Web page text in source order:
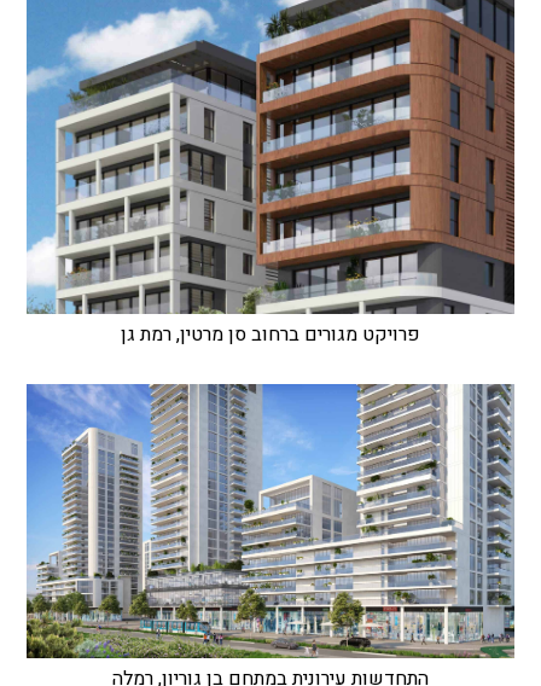
פרויקט מגורים ברחוב סן מרטין, רמת גן
התחדשות עירונית במתחם בן גוריון, רמלה